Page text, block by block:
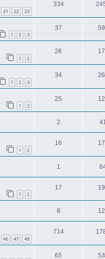
21 22 23
334
1 2 3
37
1 2
26
1 2 3
34
1 2
25
2
1 2
16
1
1 2
17
8
46 47 48
714
65